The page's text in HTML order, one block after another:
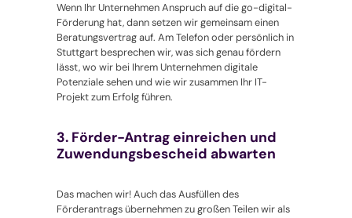
Wenn Ihr Unternehmen Anspruch auf diego-digital-
Förderung hat, dann setzen wir gemeinsam einen
Beratungsvertrag auf. Am Telefon oder persönlich in
Stuttgart besprechen wir, was sich genau fördern
lässt, wo wir bei Ihrem Unternehmen digitale
Potenziale sehen und wie wir zusammen Ihr IT-
Projekt zum Erfolg führen.
3. Förder-Antrag einreichen und
Zuwendungsbescheid abwarten
Das machen wir! Auch das Ausfüllen des
Förderantrags übernehmen zu großen Teilen wir als